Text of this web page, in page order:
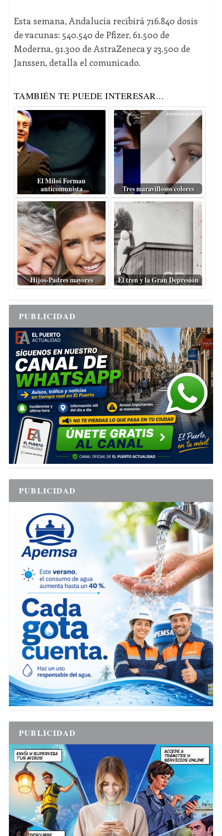
Esta semana, Andalucía recibirá 716.840 dosis
de vacunas: 540.540 de Pfizer, 61.500 de
Moderna, 91.300 de AstraZeneca y 23.500 de
Janssen, detalla el comunicado.
TAMBIÉN TE PUEDE INTERESAR...
El Miloš Forman
anticomunista
Tres maravillosos colores
Hijos-Padres mayores El tren y la Gran Depresión
PUBLICIDAD
PUBLICIDAD
PUBLICIDAD